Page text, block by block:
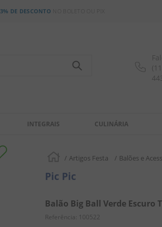
3% DE DESCONTO
INTEGRAIS CULINÁRIA
Artigos Festa Balões e
Pic Pic
Balão Big Ball Verde Escuro
Referência : 100522